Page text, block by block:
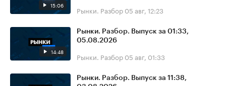
15:06 Рынки. Разбор 05 авг, 12:23
14:48
Рынки. Разбор. Выпуск за 01:33,
05.08.2026
Рынки. Разбор 05 авг, 01:33
Рынки. Разбор. Выпуск за 11:38,